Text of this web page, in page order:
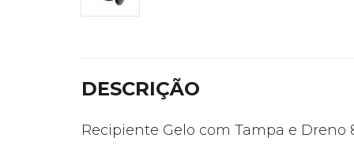
DESCRIÇÃO
Recipiente Gelo com Tampa e Dreno